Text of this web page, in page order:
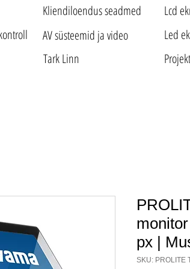
Kliendiloendus seadmed
AV süsteemid ja video
Tark Linn
Lcd
Led
px |
SKU: PROLITE